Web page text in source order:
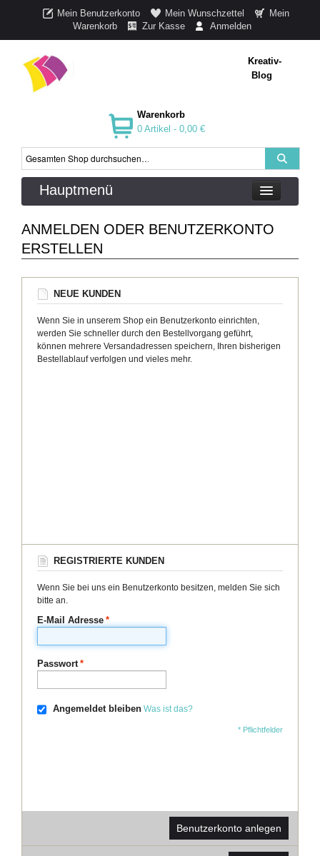
Mein Benutzerkonto Mein Wunschzettel
Mein
Warenkorb
Zur Kasse Anmelden
Kreativ-
Blog
Warenkorb
0 Artikel - 0,00 €
Hauptmenü
ANMELDEN ODER BENUTZERKONTO
ERSTELLEN
NEUE KUNDEN
Wenn Sie in unserem Shop ein Benutzerkonto einrichten,
werden Sie schneller durch den Bestellvorgang geführt,
können mehrere Versandadressen speichern, Ihren bisherigen
Bestellablauf verfolgen und vieles mehr.
REGISTRIERTE KUNDEN
Wenn Sie bei uns ein Benutzerkonto besitzen, melden Sie sich
bitte an.
*
E-Mail Adresse
*
Passwort
Angemeldet bleiben Was ist das?
* Pflichtfelder
Benutzerkonto anlegen